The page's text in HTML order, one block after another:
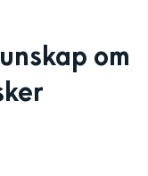
om